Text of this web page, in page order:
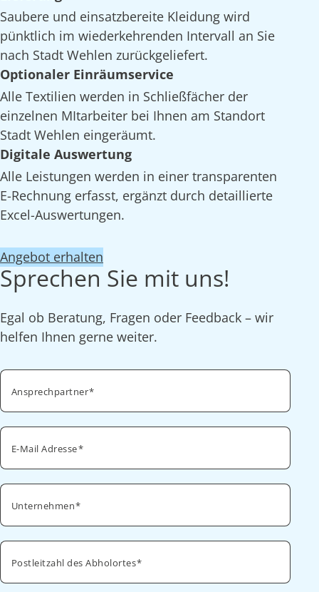
Saubere und einsatzbereite Kleidung wird
pünktlich im wiederkehrenden Intervall an Sie
nach Stadt Wehlen zurückgeliefert.
Optionaler Einräumservice
Alle Textilien werden in Schließfächer der
einzelnen MItarbeiter bei Ihnen am Standort
Stadt Wehlen eingeräumt.
Digitale Auswertung
Alle Leistungen werden in einer transparenten
E-Rechnung erfasst, ergänzt durch detaillierte
Excel-Auswertungen.
Angebot erhalten
Sprechen Sie mit uns!
Egal ob Beratung, Fragen oder Feedback – wir
helfen Ihnen gerne weiter.
Ansprechpartner
E-Mail Adresse
Unternehmen
Postleitzahl des Abholortes